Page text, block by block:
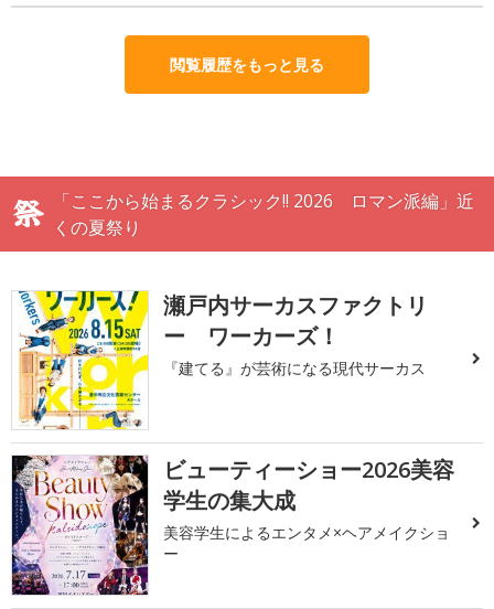
閲覧履歴をもっと見る
「ここから始まるクラシック!! 2026 ロマン派編」近
くの夏祭り
瀬戸内サーカスファクトリ
ー ワーカーズ！
『建てる』が芸術になる現代サーカス
ビューティーショー2026美容
学生の集大成
美容学生によるエンタメ×ヘアメイクショ
ー